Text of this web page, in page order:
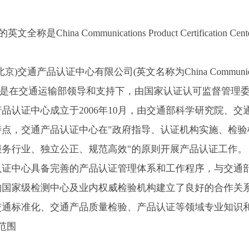
英文全称是China Communications Product Certification
京)交通产品认证中心有限公司 (英文名称为China
是在交通运输部领导和支持下，由国家认证认可监督管理
认证中心成立于2006年10月，由交通部科学研究院、交
，交通产品认证中心在"政府指导、认证机构实施、检
行业、独立公正、规范高效"的原则开展产品认证工作。
中心具备完善的产品认证管理体系和工作程序，与交
家级检测中心及业内权威检验机构建立了良好的合作关
标准化、交通产品质量检验、产品认证等领域专业知识
围